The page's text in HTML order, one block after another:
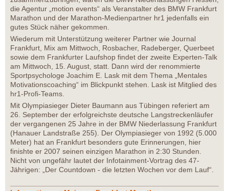
die Agentur „motion events“ als Veranstalter des BMW Frankfurt
Marathon und der Marathon-Medienpartner hr1 jedenfalls ein
gutes Stück näher gekommen.
Wiederum mit Unterstützung weiterer Partner wie Journal
Frankfurt, Mix am Mittwoch, Rosbacher, Radeberger, Querbeet
sowie dem Frankfurter Laufshop findet der zweite Experten-Talk
am Mittwoch, 15. August, statt. Dann wird der renommierte
Sportpsychologe Joachim E. Lask mit dem Thema „Mentales
Motivationscoaching“ im Blickpunkt stehen. Lask ist Mitglied des
hr1-Profi-Teams.
Mit Olympiasieger Dieter Baumann aus Tübingen referiert am
26. September der erfolgreichste deutsche Langstreckenläufer
der vergangenen 25 Jahre in der BMW Niederlassung Frankfurt
(Hanauer Landstraße 255). Der Olympiasieger von 1992 (5.000
Meter) hat an Frankfurt besonders gute Erinnerungen, hier
finishte er 2007 seinen einzigen Marathon in 2:30 Stunden.
Nicht von ungefähr lautet der Infotainment-Vortrag des 47-
Jährigen: „Der Countdown - die letzten Wochen vor dem Lauf“.